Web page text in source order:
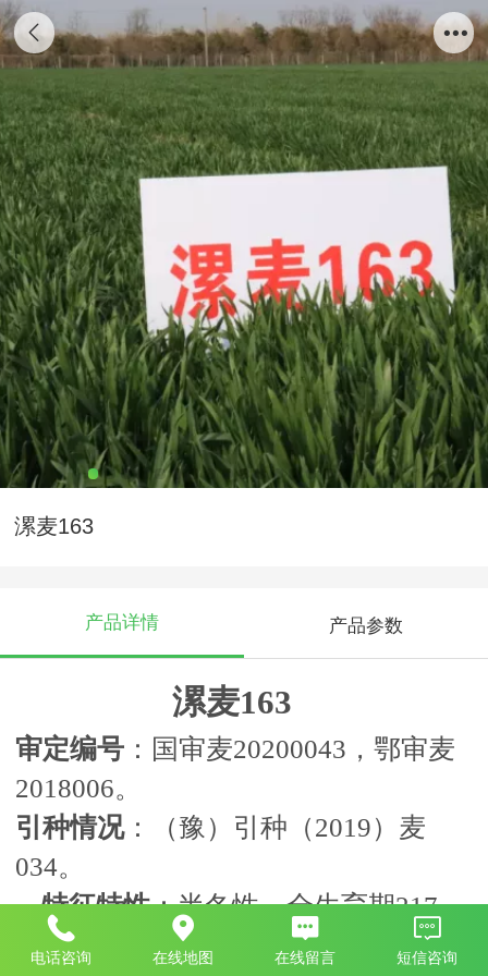
漯麦163
产品详情 产品参数
漯麦163
审定编号 ：国审麦20200043，鄂审麦
2018006。
引种情况：（豫）引种（2019）麦
034。
特征特性：半冬性、全生育期217
天，比对照周麦18早1天。幼苗半匍
电话咨询 在线地图 在线留言 短信咨询